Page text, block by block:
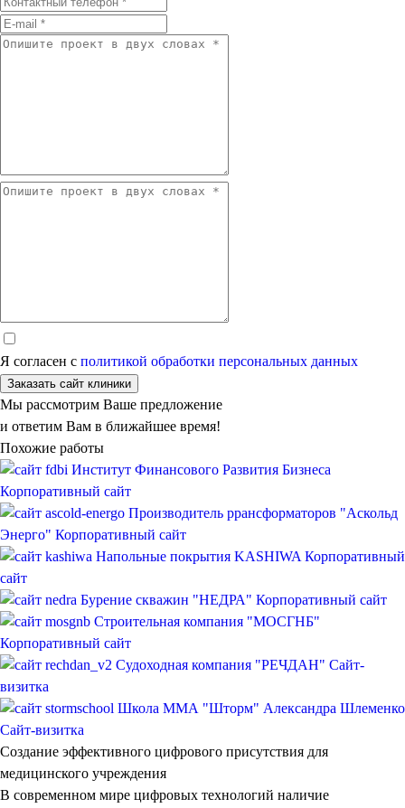
Я согласен с политикой обработки персональных данных
Заказать сайт клиники
Мы рассмотрим Ваше предложение
и ответим Вам в ближайшее время!
Похожие работы
Институт Финансового Развития Бизнеса
Корпоративный сайт
Производитель ррансформаторов "Аскольд
Энерго" Корпоративный сайт
Напольные покрытия KASHIWA Корпоративный
сайт
Бурение скважин "НЕДРА" Корпоративный сайт
Строительная компания "МОСГНБ"
Корпоративный сайт
Судоходная компания "РЕЧДАН" Сайт-
визитка
Школа ММА "Шторм" Александра Шлеменко
Сайт-визитка
Создание эффективного цифрового присутствия для
медицинского учреждения
В современном мире цифровых технологий наличие